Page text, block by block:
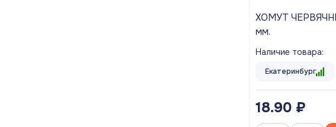
ХОМУТ ЧЕРВЯЧНЫЙ оц. 16 Х 27
мм.
Наличие товара:
Екатеринбург
18.90 ₽